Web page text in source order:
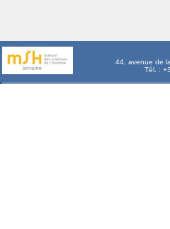
44, avenue de
Tél. :